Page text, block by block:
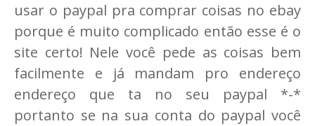
usar o paypal pra comprar coisas no ebay
porque é muito complicado então esse é o
site certo! Nele você pede as coisas bem
facilmente e já mandam pro endereço
endereço que ta no seu paypal *-*
portanto se na sua conta do paypal você